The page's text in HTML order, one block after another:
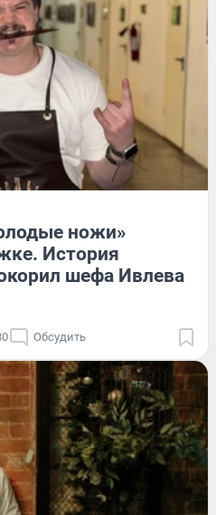
ножи»
История
шефа Ивлева
Обсудить